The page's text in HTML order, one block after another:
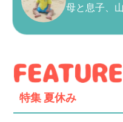
母と息子、
特集 夏休み